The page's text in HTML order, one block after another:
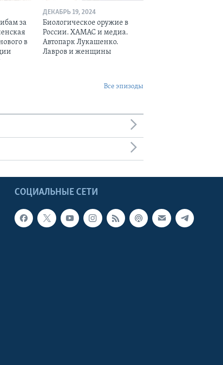
за
в
ДЕКАБРЬ 19, 2024
Биологическое оружие в
России. ХАМАС и медиа.
Автопарк Лукашенко.
Лавров и женщины
Все эпизоды
СОЦИАЛЬНЫЕ СЕТИ